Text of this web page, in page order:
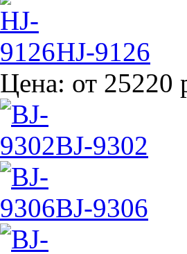
HJ-9126
Цена: от 25220
BJ-9302
BJ-9306